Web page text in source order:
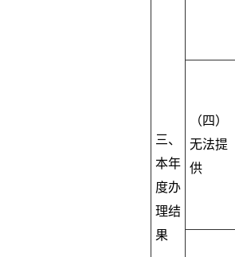
三、
本年
度办
理结
果
（四）
无法提
供